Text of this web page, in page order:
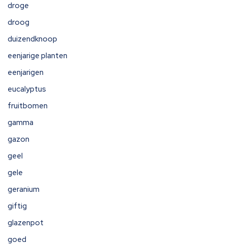
droge
droog
duizendknoop
eenjarige planten
eenjarigen
eucalyptus
fruitbomen
gamma
gazon
geel
gele
geranium
giftig
glazenpot
goed